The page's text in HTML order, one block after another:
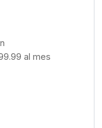
al mes